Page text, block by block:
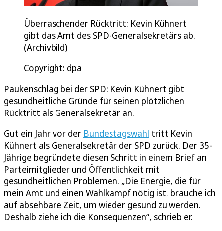
Überraschender Rücktritt: Kevin Kühnert
gibt das Amt des SPD-Generalsekretärs ab.
(Archivbild)
Copyright: dpa
Paukenschlag bei der SPD: Kevin Kühnert gibt
gesundheitliche Gründe für seinen plötzlichen
Rücktritt als Generalsekretär an.
Gut ein Jahr vor der Bundestagswahl tritt Kevin
Kühnert als Generalsekretär der SPD zurück. Der 35-
Jährige begründete diesen Schritt in einem Brief an
Parteimitglieder und Öffentlichkeit mit
gesundheitlichen Problemen. „Die Energie, die für
mein Amt und einen Wahlkampf nötig ist, brauche ich
auf absehbare Zeit, um wieder gesund zu werden.
Deshalb ziehe ich die Konsequenzen“, schrieb er.